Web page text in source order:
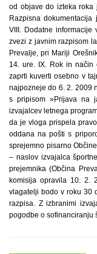
od objave do izteka roka
Razpisna
VIII. Dodatne
zvezi z javnim razpisom
Prevalje, pri Mariji
14. ure. IX. Rok in način
zaprti kuverti osebno v
najpozneje do 6. 2. 2009
s pripisom »Prijava na
izvajalcev letnega
da je vloga prispela
oddana na pošti s
sprejemno pisarno
– naslov izvajalca
prejemnika (Občina
komisija opravila 10. 2.
vlagatelji bodo v roku 30
razpisa. Z izbranimi
pogodbe o sofinanciranju